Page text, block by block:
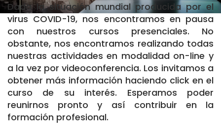
Dada la situación mundial producida por el
virus COVID-19, nos encontramos en pausa
con nuestros cursos presenciales. No
obstante, nos encontramos realizando todas
nuestras actividades en modalidad on-line y
a la vez por videoconferencia. Los invitamos a
obtener más información haciendo click en el
curso de su interés. Esperamos poder
reunirnos pronto y así contribuir en la
formación profesional.